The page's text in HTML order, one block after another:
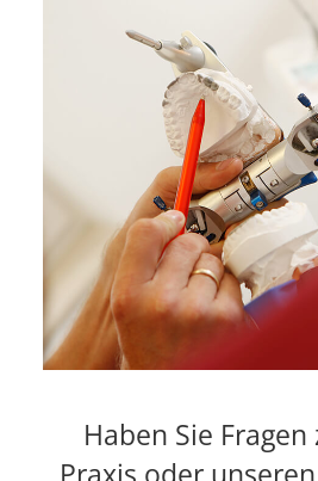
Haben Sie